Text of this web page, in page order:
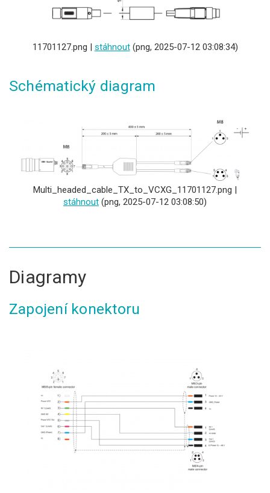
11701127.png | stáhnout(png, 2025-07-12 03:08:34)
Schématický diagram
Multi_headed_cable_TX_to_VCXG_11701127.png |
stáhnout (png, 2025-07-12 03:08:50)
Diagramy
Zapojení konektoru